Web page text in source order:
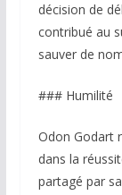
décision de
contribué au
sauver de
### Humilité
Odon Godart
dans la
partagé par